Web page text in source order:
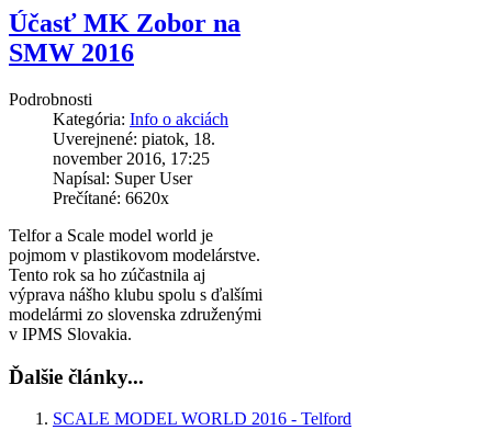
Účasť MK Zobor na
SMW 2016
Podrobnosti
Kategória: Info o akciách
Uverejnené: piatok, 18.
november 2016, 17:25
Napísal: Super User
Prečítané: 6620x
Telfor a Scale model world je
pojmom v plastikovom modelárstve.
Tento rok sa ho zúčastnila aj
výprava nášho klubu spolu s ďalšími
modelármi zo slovenska združenými
v IPMS Slovakia.
Ďalšie články...
SCALE MODEL WORLD 2016 - Telford